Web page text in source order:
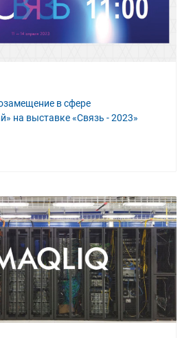
в сфере
на выставке «Связь - 2023»